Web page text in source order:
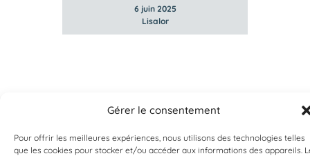
Gérer le consentement
Pour offrir les meilleures expériences, nous utilisons des technologies telles
que les cookies pour stocker et/ou accéder aux informations des appareils.
6 juin 2025
Lisalor